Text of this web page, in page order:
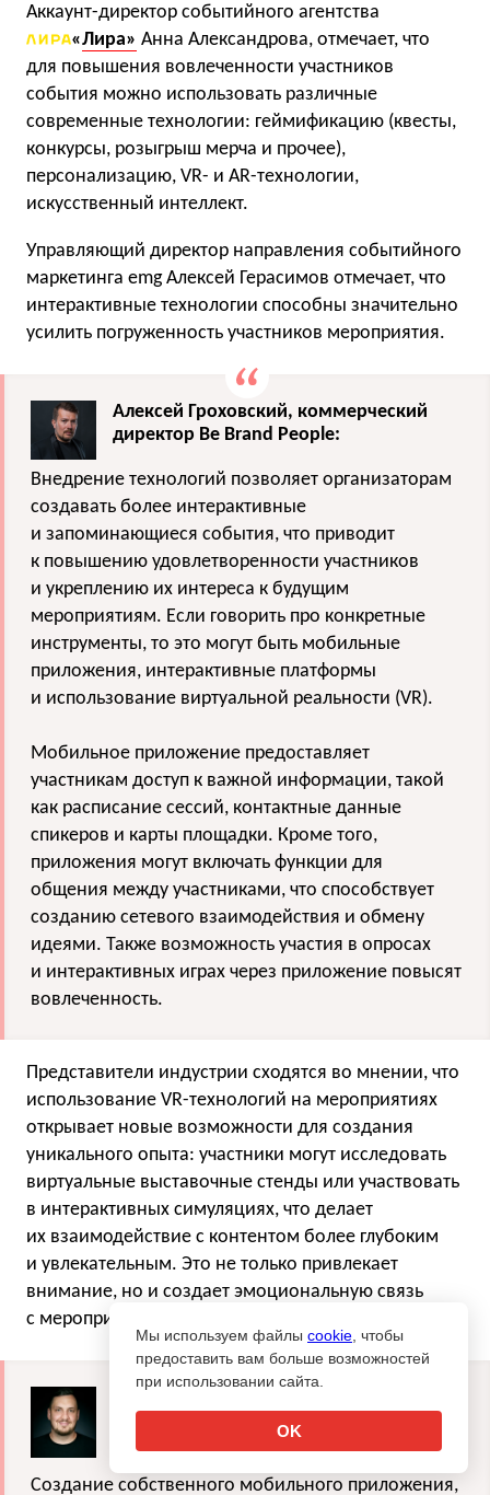
Аккаунт-директор событийного агентства
«Лира» Анна Александрова, отмечает, что
для повышения вовлеченности участников
события можно использовать различные
современные технологии: геймификацию (квесты,
конкурсы, розыгрыш мерча и прочее),
персонализацию, VR- и AR-технологии,
искусственный интеллект.
Управляющий директор направления событийного
маркетинга emg Алексей Герасимов отмечает, что
интерактивные технологии способны значительно
усилить погруженность участников мероприятия.
Алексей Гроховский, коммерческий
директор Be Brand People:
Внедрение технологий позволяет организаторам
создавать более интерактивные
и запоминающиеся события, что приводит
к повышению удовлетворенности участников
и укреплению их интереса к будущим
мероприятиям. Если говорить про конкретные
инструменты, то это могут быть мобильные
приложения, интерактивные платформы
и использование виртуальной реальности (VR).
Мобильное приложение предоставляет
участникам доступ к важной информации, такой
как расписание сессий, контактные данные
спикеров и карты площадки. Кроме того,
приложения могут включать функции для
общения между участниками, что способствует
созданию сетевого взаимодействия и обмену
идеями. Также возможность участия в опросах
и интерактивных играх через приложение повысят
вовлеченность.
Представители индустрии сходятся во мнении, что
использование VR-технологий на мероприятиях
открывает новые возможности для создания
уникального опыта: участники могут исследовать
виртуальные выставочные стенды или участвовать
в интерактивных симуляциях, что делает
их взаимодействие с контентом более глубоким
и увлекательным. Это не только привлекает
внимание, но и создает эмоциональную связь
с мероприятием.
директор направления событийного
маркетинга emg:
Создание собственного мобильного приложения,
Мы используем файлы cookie , чтобы
предоставить вам больше возможностей
при использовании сайта.
OK